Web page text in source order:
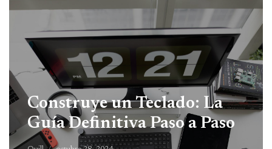
Construye un Teclado: La
Guía Definitiva Paso a Paso